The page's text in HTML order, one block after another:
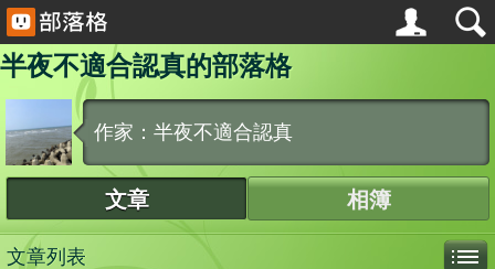
半夜不適合認真的部落格
作家：半夜不適合認真
文章 相簿
文章列表